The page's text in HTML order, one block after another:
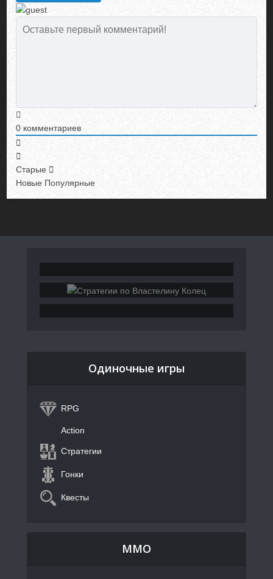
0комментариев
Старые
Новые Популярные
Одиночные игры
RPG
Action
Стратегии
Гонки
Квесты
MMO